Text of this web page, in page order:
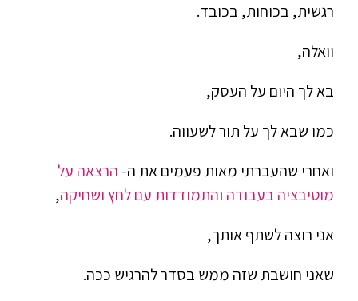
רגשית, בכוחות, בכובד.
וואלה,
בא לך היום על העסק,
כמו שבא לך על תור לשעווה.
ואחרי שהעברתי מאות פעמים את ה- הרצאה על
מוטיבציה בעבודה והתמודדות עם לחץ ושחיקה,
אני רוצה לשתף אותך,
שאני חושבת שזה ממש בסדר להרגיש ככה.